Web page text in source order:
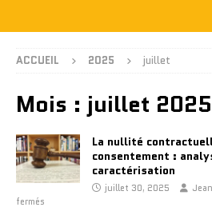
ACCUEIL 2025 juillet
Mois : juillet 2025
La nullité
consentement :
caractérisation
juillet 30, 2025
fermés